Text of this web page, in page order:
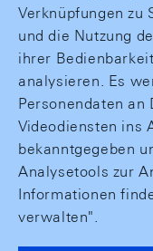
Verknüpfungen zu
und die Nutzung
ihrer
analysieren. Es
Personendaten an
Videodiensten ins
bekanntgegeben
Analysetools zur
Informationen
verwalten".